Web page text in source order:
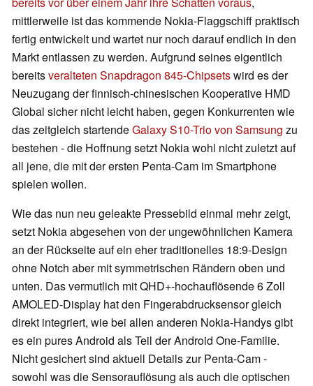
mittlerweile ist das kommende Nokia-Flaggschiff praktisch
fertig entwickelt und wartet nur noch darauf endlich in den
Markt entlassen zu werden. Aufgrund seines eigentlich
bereitsveralteten Snapdragon 845-Chipsetswird es der
Neuzugang der finnisch-chinesischen Kooperative HMD
Global sicher nicht leicht haben, gegen Konkurrenten wie
das zeitgleich startendeGalaxy S10-Trio von Samsung zu
bestehen - die Hoffnung setzt Nokia wohl nicht zuletzt auf
all jene, die mit der ersten Penta-Cam im Smartphone
spielen wollen.
Wie das nun neu geleakte Pressebild einmal mehr zeigt,
setzt Nokia abgesehen von der ungewöhnlichen Kamera
an der Rückseite auf ein eher traditionelles 18:9-Design
ohne Notch aber mit symmetrischen Rändern oben und
unten. Das vermutlich mit QHD+-hochauflösende 6 Zoll
AMOLED-Display hat den Fingerabdrucksensor gleich
direkt integriert, wie bei allen anderen Nokia-Handys gibt
es ein pures Android als Teil der Android One-Familie.
Nicht gesichert sind aktuell Details zur Penta-Cam -
sowohl was die Sensorauflösung als auch die optischen